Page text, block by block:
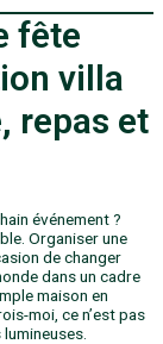
fête
villa
repas et
événement ?
Organiser une
de changer
dans un cadre
maison en
moi, ce n’est pas